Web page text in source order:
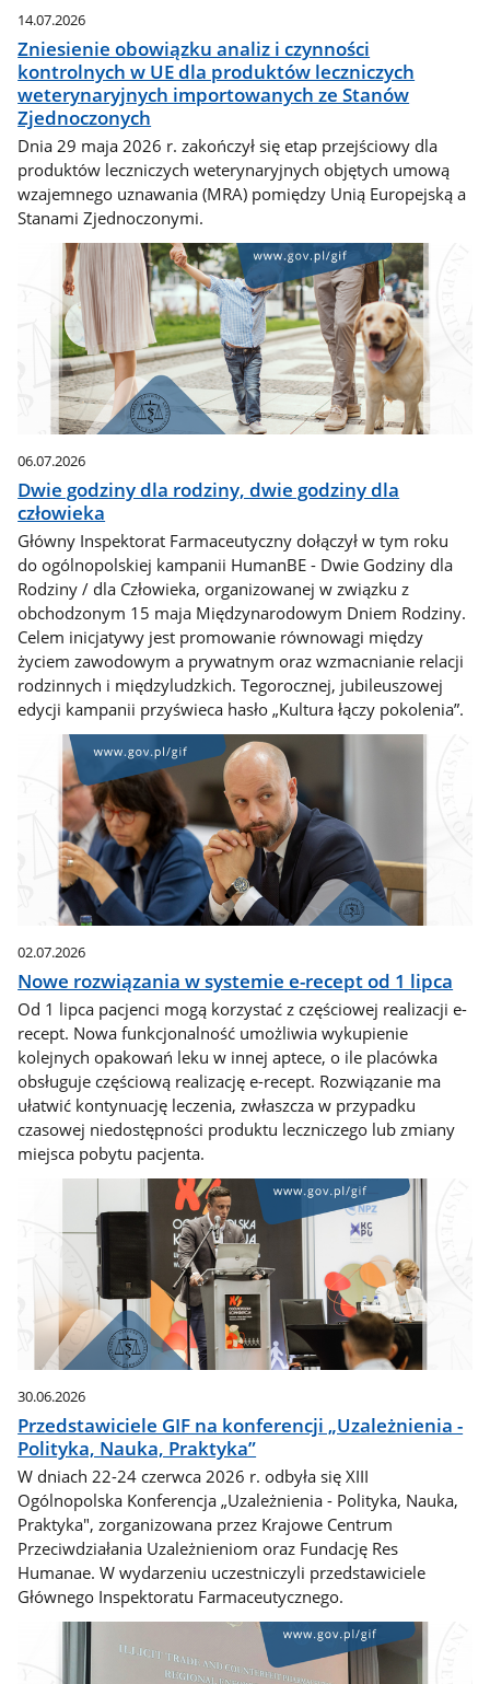
14.07.2026
Zniesienie obowiązku analiz i czynności
kontrolnych w UE dla produktów leczniczych
weterynaryjnych importowanych ze Stanów
Zjednoczonych
Dnia 29 maja 2026 r. zakończył się etap przejściowy dla
produktów leczniczych weterynaryjnych objętych umową
wzajemnego uznawania (MRA) pomiędzy Unią Europejską a
Stanami Zjednoczonymi.
06.07.2026
Dwie godziny dla rodziny, dwie godziny dla
człowieka
Główny Inspektorat Farmaceutyczny dołączył w tym roku
do ogólnopolskiej kampanii HumanBE - Dwie Godziny dla
Rodziny / dla Człowieka, organizowanej w związku z
obchodzonym 15 maja Międzynarodowym Dniem Rodziny.
Celem inicjatywy jest promowanie równowagi między
życiem zawodowym a prywatnym oraz wzmacnianie relacji
rodzinnych i międzyludzkich. Tegorocznej, jubileuszowej
edycji kampanii przyświeca hasło „Kultura łączy pokolenia”.
02.07.2026
Nowe rozwiązania w systemie e-recept od 1 lipca
Od 1 lipca pacjenci mogą korzystać z częściowej realizacji e-
recept. Nowa funkcjonalność umożliwia wykupienie
kolejnych opakowań leku w innej aptece, o ile placówka
obsługuje częściową realizację e-recept. Rozwiązanie ma
ułatwić kontynuację leczenia, zwłaszcza w przypadku
czasowej niedostępności produktu leczniczego lub zmiany
miejsca pobytu pacjenta.
30.06.2026
Przedstawiciele GIF na konferencji „Uzależnienia -
Polityka, Nauka, Praktyka”
W dniach 22-24 czerwca 2026 r. odbyła się XIII
Ogólnopolska Konferencja „Uzależnienia - Polityka, Nauka,
Praktyka", zorganizowana przez Krajowe Centrum
Przeciwdziałania Uzależnieniom oraz Fundację Res
Humanae. W wydarzeniu uczestniczyli przedstawiciele
Głównego Inspektoratu Farmaceutycznego.